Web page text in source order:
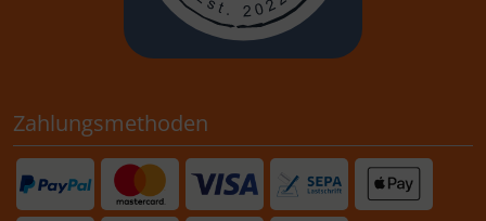
Zahlungsmethoden